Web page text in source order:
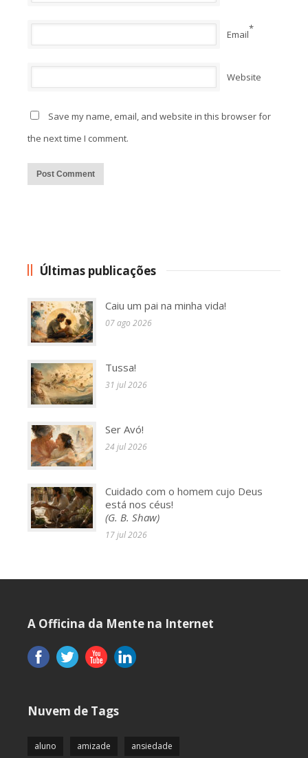
Email*
Website
Save my name, email, and website in this browser for
the next time I comment.
Últimas publicações
Caiu um pai na minha vida!
07 ago 2026
Tussa!
31 jul 2026
Ser Avó!
24 jul 2026
Cuidado com o homem cujo Deus
está nos céus!
(G. B. Shaw)
17 jul 2026
A Officina da Mente na Internet
Nuvem de Tags
aluno amizade ansiedade